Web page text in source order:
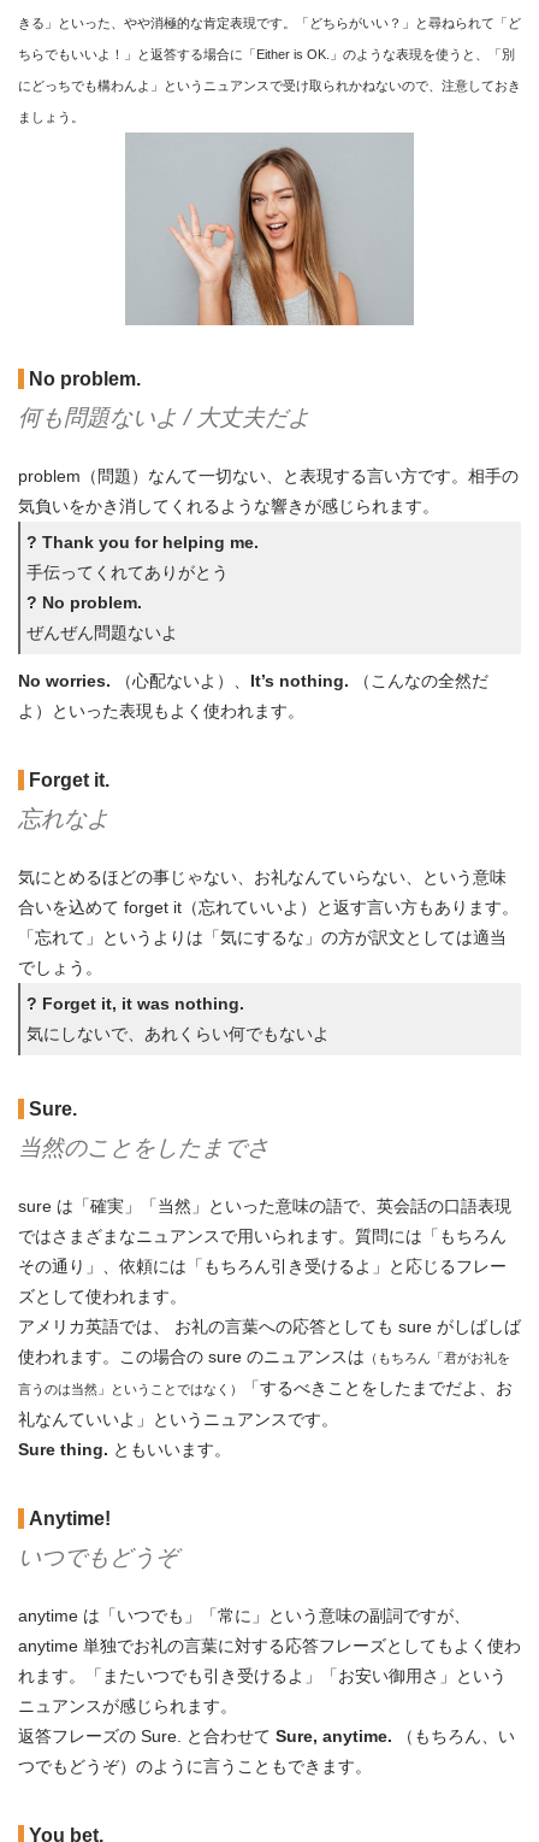
きる」といった、やや消極的な肯定表現です。「どちらがいい？」と尋ねられて「ど
ちらでもいいよ！」と返答する場合に「Either is OK.」のような表現を使うと、「別
にどっちでも構わんよ」というニュアンスで受け取られかねないので、注意しておき
ましょう。
No problem.
何も問題ないよ / 大丈夫だよ
problem（問題）なんて一切ない、と表現する言い方です。相手の
気負いをかき消してくれるような響きが感じられます。
? Thank you for helping me.
手伝ってくれてありがとう
? No problem.
ぜんぜん問題ないよ
No worries. （心配ないよ）、 It’s nothing.
（こんなの全然だ
よ）といった表現もよく使われます。
Forget it.
忘れなよ
気にとめるほどの事じゃない、お礼なんていらない、という意味
合いを込めて forget it（忘れていいよ）と返す言い方もあります。
「忘れて」というよりは「気にするな」の方が訳文としては適当
でしょう。
? Forget it, it was nothing.
気にしないで、あれくらい何でもないよ
Sure.
当然のことをしたまでさ
sure は「確実」「当然」といった意味の語で、英会話の口語表現
ではさまざまなニュアンスで用いられます。質問には「もちろん
その通り」、依頼には「もちろん引き受けるよ」と応じるフレー
ズとして使われます。
アメリカ英語では、 お礼の言葉への応答としても sure がしばしば
使われます。この場合の sure のニュアンスは （もちろん「君がお礼を
言うのは当然」ということではなく）
「するべきことをしたまでだよ、お
礼なんていいよ」というニュアンスです。
Sure thing. ともいいます。
Anytime!
いつでもどうぞ
anytime は「いつでも」「常に」という意味の副詞ですが、
anytime 単独でお礼の言葉に対する応答フレーズとしてもよく使わ
れます。「またいつでも引き受けるよ」「お安い御用さ」という
ニュアンスが感じられます。
返答フレーズの Sure. と合わせて Sure, anytime. （もちろん、い
つでもどうぞ）のように言うこともできます。
You bet.